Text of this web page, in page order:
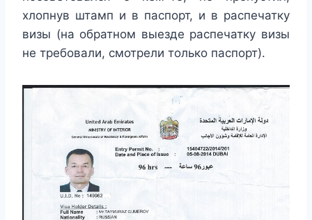
хлопнув штамп и в паспорт, и в распечатку
визы (на обратном выезде распечатку визы
не требовали, смотрели только паспорт).